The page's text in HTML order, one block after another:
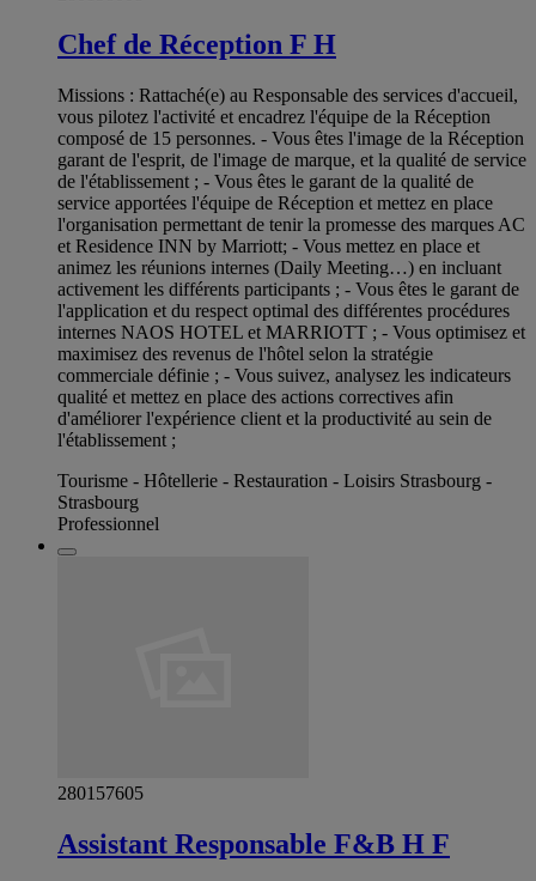
Chef de Réception F H
Missions : Rattaché(e) au Responsable des services d'accueil,
vous pilotez l'activité et encadrez l'équipe de la Réception
composé de 15 personnes. - Vous êtes l'image de la Réception
garant de l'esprit, de l'image de marque, et la qualité de service
de l'établissement ; - Vous êtes le garant de la qualité de
service apportées l'équipe de Réception et mettez en place
l'organisation permettant de tenir la promesse des marques AC
et Residence INN by Marriott; - Vous mettez en place et
animez les réunions internes (Daily Meeting…) en incluant
activement les différents participants ; - Vous êtes le garant de
l'application et du respect optimal des différentes procédures
internes NAOS HOTEL et MARRIOTT ; - Vous optimisez et
maximisez des revenus de l'hôtel selon la stratégie
commerciale définie ; - Vous suivez, analysez les indicateurs
qualité et mettez en place des actions correctives afin
d'améliorer l'expérience client et la productivité au sein de
l'établissement ;
Tourisme - Hôtellerie - Restauration - Loisirs Strasbourg -
Strasbourg
Professionnel
280157605
Assistant Responsable F&B H F